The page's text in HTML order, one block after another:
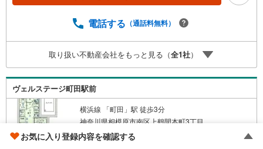
でのお越しも大歓迎です！
電話する （通話料無料）
取り扱い不動産会社をもっと見る（全1社）
ヴェルステージ町田駅前
横浜線 「町田」駅 徒歩3分
神奈川県相模原市南区上鶴間本町3丁目
2008年1月（築19年）
お気に入り登録内容を確認する